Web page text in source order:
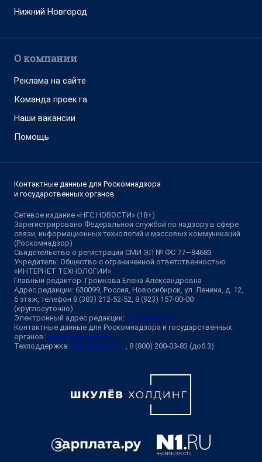
Нижний Новгород
О компании
Реклама на сайте
Команда проекта
Наши вакансии
Помощь
Контактные данные для Роскомнадзора
и государственных органов
Сетевое издание «НГС.НОВОСТИ» (18+)
Зарегистрировано Федеральной службой по надзору в сфере
связи, информационных технологий и массовых коммуникаций
(Роскомнадзор)
Свидетельство о регистрации СМИ ЭЛ № ФС 77—84683
Учредитель: Общество с ограниченной ответственностью
«ИНТЕРНЕТ ТЕХНОЛОГИИ»
Главный редактор: Громкова Елена Александровна
Адрес редакции: 630099, Россия, Новосибирск, ул. Ленина, д. 12,
6 этаж, телефон 8 (383) 212-52-52, 8 (923) 157-00-00
(круглосуточно)
Электронный адрес редакции: ngs@shkulev.ru
Контактные данные для Роскомнадзора и государственных
органов: juristnsk@shkulev.ru
Техподдержка: help@shkulev.ru, 8 (800) 200-03-83 (доб.3)